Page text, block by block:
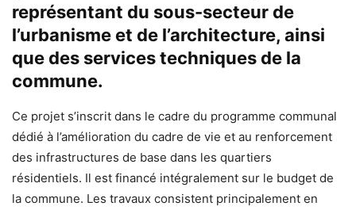
représentant du sous-secteur de
l’urbanisme et de l’architecture, ainsi
que des services techniques de la
commune.
Ce projet s’inscrit dans le cadre du programme communal
dédié à l’amélioration du cadre de vie et au renforcement
des infrastructures de base dans les quartiers
résidentiels. Il est financé intégralement sur le budget de
la commune. Les travaux consistent principalement en